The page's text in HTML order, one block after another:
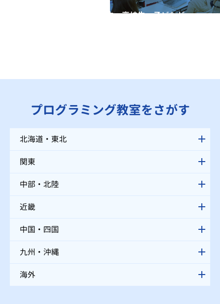
全国の小学生・中学生・高校生・子どもが
プログラミング教室をさがす
北海道・東北
関東
中部・北陸
近畿
中国・四国
九州・沖縄
海外